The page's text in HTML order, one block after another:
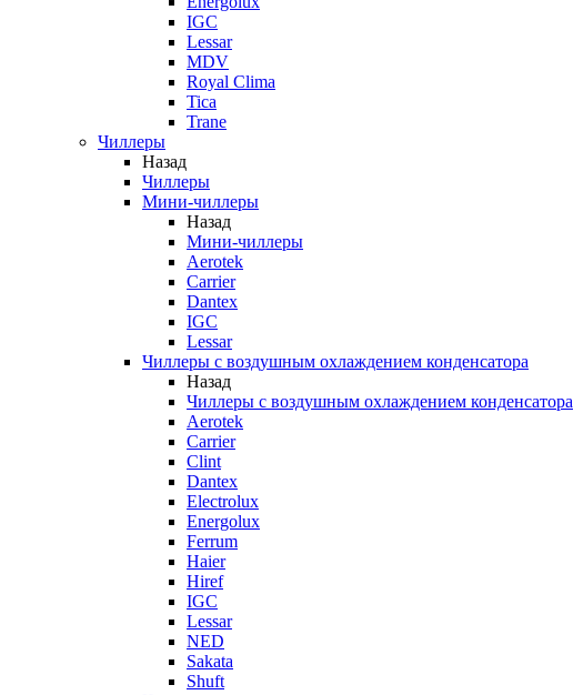
IGC
Lessar
MDV
Royal Clima
Tica
Trane
Чиллеры
Назад
Чиллеры
Мини-чиллеры
Назад
Мини-чиллеры
Aerotek
Carrier
Dantex
IGC
Lessar
Чиллеры с воздушным охлаждением конденсатора
Назад
Чиллеры с воздушным охлаждением конденсатора
Aerotek
Carrier
Clint
Dantex
Electrolux
Energolux
Ferrum
Haier
Hiref
IGC
Lessar
NED
Sakata
Shuft